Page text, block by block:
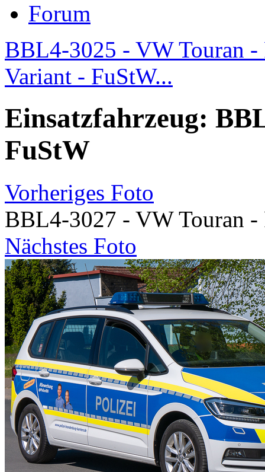
Forum
BBL4-3025 - VW Touran -
Variant - FuStW...
Einsatzfahrzeug:
FuStW
Vorheriges Foto
BBL4-3027 - VW Touran -
Nächstes Foto